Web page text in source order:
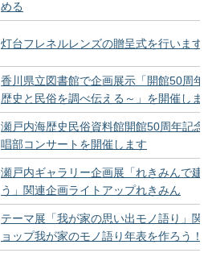
める
灯台フレネルレンズの贈呈式を行います
香川県立図書館で企画展示「開館50周年
歴史と民俗を調べ伝える～」を開催しま
瀬戸内海歴史民俗資料館開館50周年記念
唱部コンサートを開催します
瀬戸内ギャラリー企画展「れきみんで建
う」関連企画ライトアップれきみん
テーマ展「我が家の思い出モノ語り」関
ョップ我が家のモノ語り年表を作ろう！